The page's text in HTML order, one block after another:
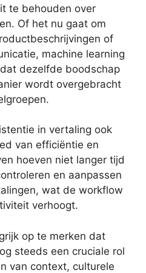
te behouden over
Of het nu gaat om
of
machine learning
dezelfde boodschap
wordt overgebracht
in vertaling ook
van efficiëntie en
hoeven niet langer tijd
en aanpassen
wat de workflow
verhoogt.
op te merken dat
steeds een cruciale rol
van context, culturele